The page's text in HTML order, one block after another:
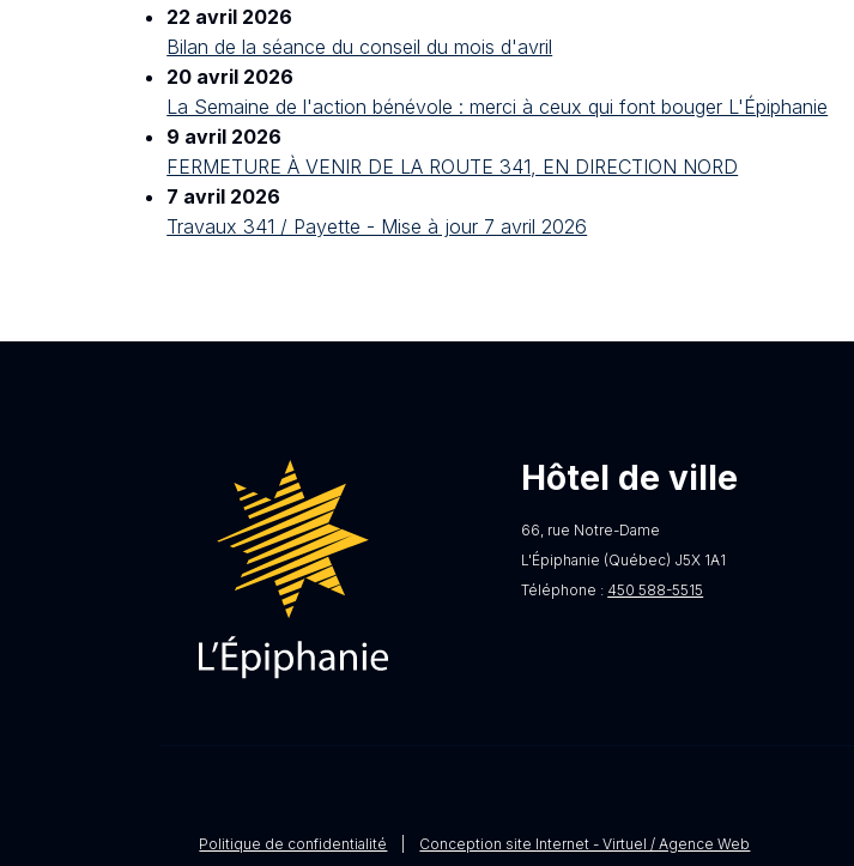
22 avril 2026
Bilan de la séance du conseil du mois d'avril
20 avril 2026
La Semaine de l'action bénévole : merci à ceux qui font bouger L'Épiphanie
9 avril 2026
FERMETURE À VENIR DE LA ROUTE 341, EN DIRECTION NORD
7 avril 2026
Travaux 341 / Payette - Mise à jour 7 avril 2026
Hôtel de ville
66, rue Notre-Dame
L'Épiphanie (Québec) J5X 1A1
Téléphone : 450 588-5515
Politique de confidentialité Conception site Internet - Virtuel / Agence Web